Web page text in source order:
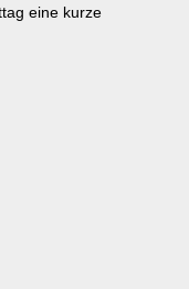
eine kurze